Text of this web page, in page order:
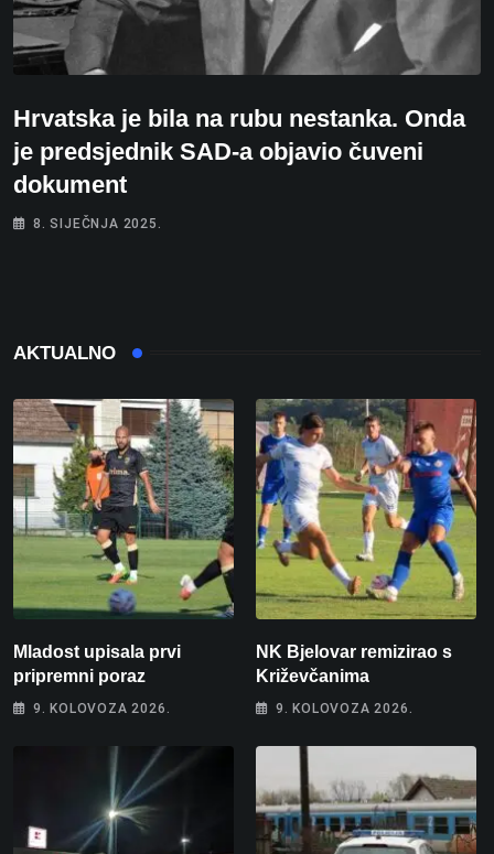
Hrvatska je bila na rubu nestanka. Onda
je predsjednik SAD-a objavio čuveni
dokument
8. SIJEČNJA 2025.
AKTUALNO
Mladost upisala prvi
pripremni poraz
9. KOLOVOZA 2026.
NK Bjelovar remizirao s
Križevčanima
9. KOLOVOZA 2026.